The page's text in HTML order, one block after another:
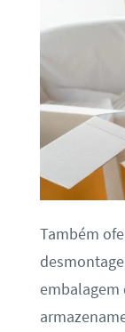
Também
embalagem